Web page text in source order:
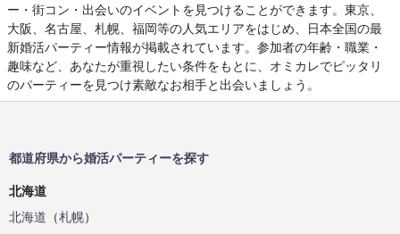
ー・街コン・出会いのイベントを見つけることができます。東京、
大阪、名古屋、札幌、福岡等の人気エリアをはじめ、日本全国の最
新婚活パーティー情報が掲載されています。参加者の年齢・職業・
趣味など、あなたが重視したい条件をもとに、オミカレでピッタリ
のパーティーを見つけ素敵なお相手と出会いましょう。
都道府県から婚活パーティーを探す
北海道
北海道 （札幌）